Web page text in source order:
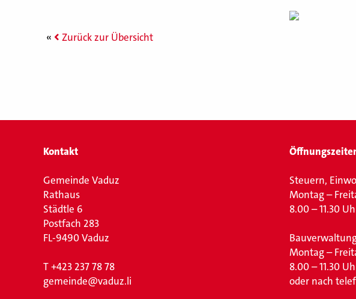
Zurück zur Übersicht
Kontakt
Gemeinde Vaduz
Rathaus
Städtle 6
Postfach 283
FL-9490 Vaduz
T+423 237 78 78
gemeinde@vaduz.li
Steuern,
Montag –
8.00 – 11.30
Montag –
8.00 – 11.30
oder nach